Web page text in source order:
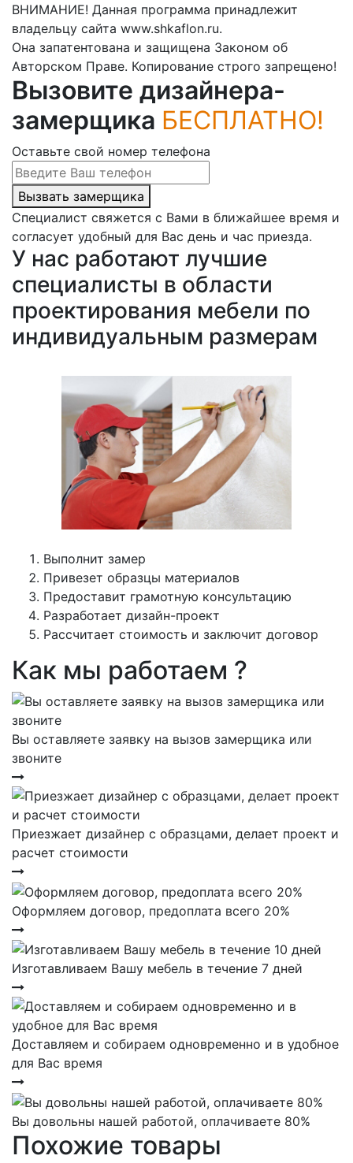
ВНИМАНИЕ! Данная программа принадлежит
владельцу сайта www.shkaflon.ru.
Она запатентована и защищена Законом об
Авторском Праве. Копирование строго запрещено!
Вызовите дизайнера-
замерщика БЕСПЛАТНО!
Оставьте свой номер телефона
Вызвать замерщика
Специалист свяжется с Вами в ближайшее время и
согласует удобный для Вас день и час приезда.
У нас работают лучшие
специалисты в области
проектирования мебели по
индивидуальным размерам
Выполнит замер
Привезет образцы материалов
Предоставит грамотную консультацию
Разработает дизайн-проект
Рассчитает стоимость и заключит договор
Как мы работаем ?
Вы оставляете заявку на вызов замерщика или
звоните
Приезжает дизайнер с образцами, делает проект и
расчет стоимости
Оформляем договор, предоплата всего 20%
Изготавливаем Вашу мебель в течение 7 дней
Доставляем и собираем одновременно и в удобное
для Вас время
Вы довольны нашей работой, оплачиваете 80%
Похожие товары